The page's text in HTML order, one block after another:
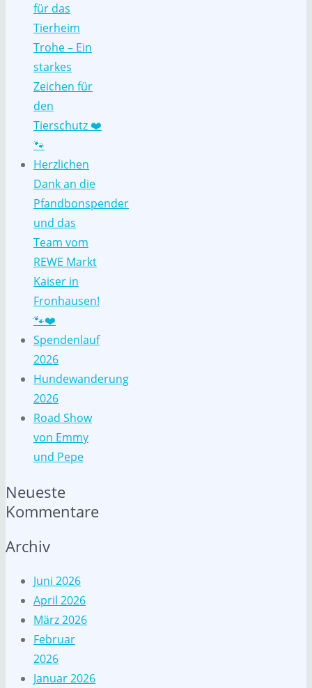
für das
Tierheim
Trohe – Ein
starkes
Zeichen für
den
Tierschutz ❤️
🐾
Herzlichen
Dank an die
Pfandbonspender
und das
Team vom
REWE Markt
Kaiser in
Fronhausen!
🐾❤️
Spendenlauf
2026
Hundewanderung
2026
Road Show
von Emmy
und Pepe
Neueste
Kommentare
Archiv
Juni 2026
April 2026
März 2026
Februar
2026
Januar 2026